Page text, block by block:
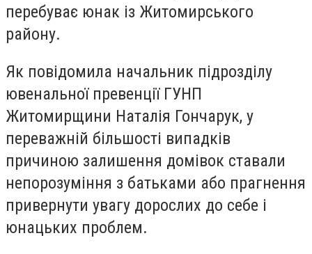
перебуває юнак із Житомирського
району.
Як повідомила начальник підрозділу
ювенальної превенції ГУНП
Житомирщини Наталія Гончарук, у
переважній більшості випадків
причиною залишення домівок ставали
непорозуміння з батьками або прагнення
привернути увагу дорослих до себе і
юнацьких проблем.